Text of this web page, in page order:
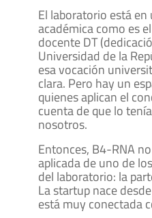
El laboratorio está
académica como es
docente DT
Universidad de la
esa vocación
clara. Pero hay un
quienes aplican el
cuenta de que lo
nosotros.
Entonces, B4-RNA
aplicada de uno de
del laboratorio: la
La startup nace
está muy conectada